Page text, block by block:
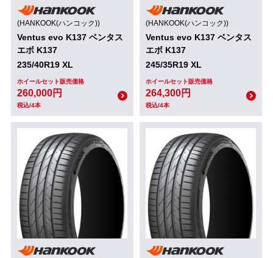
(HANKOOK(ハンコック))
Ventus evo K137 ベンタス
エボ K137
235/40R19 XL
ホイールセット販売価格
260,000円
税込/4本
(HANKOOK(ハンコック))
Ventus evo K137 ベンタス
エボ K137
245/35R19 XL
ホイールセット販売価格
264,300円
税込/4本